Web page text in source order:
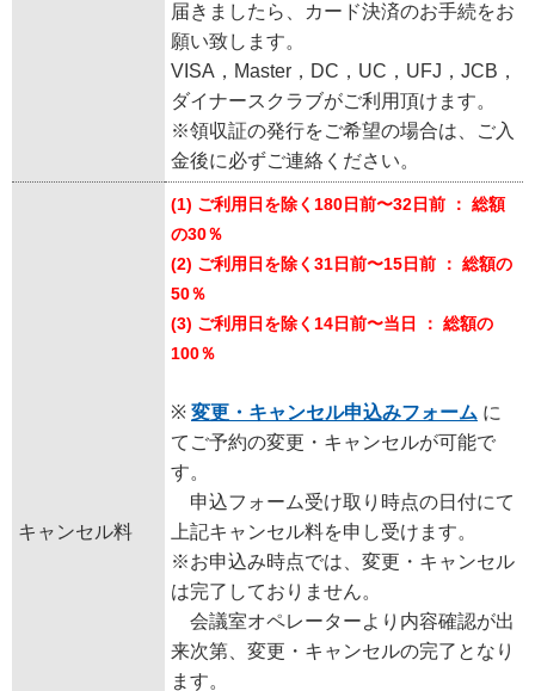
届きましたら、カード決済のお手続をお
願い致します。
VISA，Master，DC，UC，UFJ，JCB，
ダイナースクラブがご利用頂けます。
※領収証の発行をご希望の場合は、ご入
金後に必ずご連絡ください。
キャンセル料
(1) ご利用日を除く180日前〜32日前 ： 総額
の30％
(2) ご利用日を除く31日前〜15日前 ： 総額の
50％
(3) ご利用日を除く14日前〜当日 ： 総額の
100％
※ 変更・キャンセル申込みフォーム に
てご予約の変更・キャンセルが可能で
す。
申込フォーム受け取り時点の日付にて
上記キャンセル料を申し受けます。
※お申込み時点では、変更・キャンセル
は完了しておりません。
会議室オペレーターより内容確認が出
来次第、変更・キャンセルの完了となり
ます。